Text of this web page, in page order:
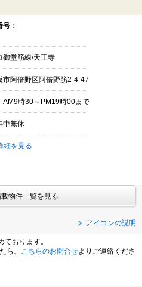
号：
御堂筋線/天王寺
市阿倍野区阿倍野筋2-4-47
AM9時30～PM19時00まで
中無休
細を見る
物件一覧を見る
アイコンの説明
おります。
ら、 こちらのお問合せよりご連絡くださ